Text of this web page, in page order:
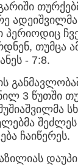
თუმცა
- 7:8.
3 წუთში
შეძლეს
ჩაიწერეს.